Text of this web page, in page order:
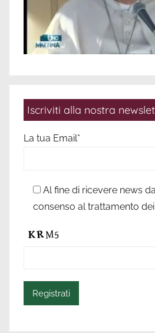
Iscriviti alla nostra
La tua Email*
Al fine di ricevere news
consenso al trattamento